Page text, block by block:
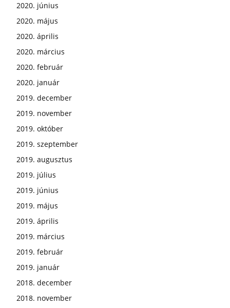
2020. június
2020. május
2020. április
2020. március
2020. február
2020. január
2019. december
2019. november
2019. október
2019. szeptember
2019. augusztus
2019. július
2019. június
2019. május
2019. április
2019. március
2019. február
2019. január
2018. december
2018. november